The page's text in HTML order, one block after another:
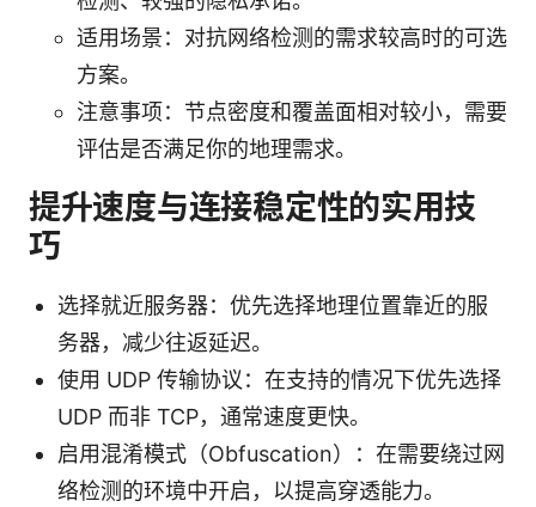
适用场景：对抗网络检测的需求较高时的可选
方案。
注意事项：节点密度和覆盖面相对较小，需要
评估是否满足你的地理需求。
提升速度与连接稳定性的实用技
巧
选择就近服务器：优先选择地理位置靠近的服
务器，减少往返延迟。
使用 UDP 传输协议：在支持的情况下优先选择
UDP 而非 TCP，通常速度更快。
启用混淆模式（Obfuscation）：在需要绕过网
络检测的环境中开启，以提高穿透能力。